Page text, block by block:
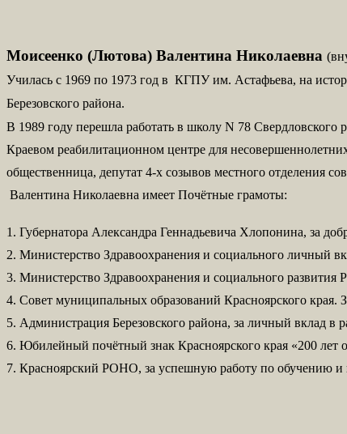
Моисеенко (Лютова) Валентина Николаевна
Училась с 1969 по 1973 год в КГПУ им. Астафьева, на
Березовского района.
В 1989 году перешла работать в школу N 78 Свердловского
Краевом реабилитационном центре для
общественница, депутат 4-х созывов местного отделения
Валентина Николаевна имеет Почётные грамоты:
1. Губернатора Александра Геннадьевича Хлопонина, за
2. Министерство Здравоохранения и социального личный
3. Министерство Здравоохранения и социального
4. Совет муниципальных образований Красноярского края.
5. Администрация Березовского района, за личный вклад
6. Юбилейный почётный знак Красноярского края «200 лет
7. Красноярский РОНО, за успешную работу по обучению и